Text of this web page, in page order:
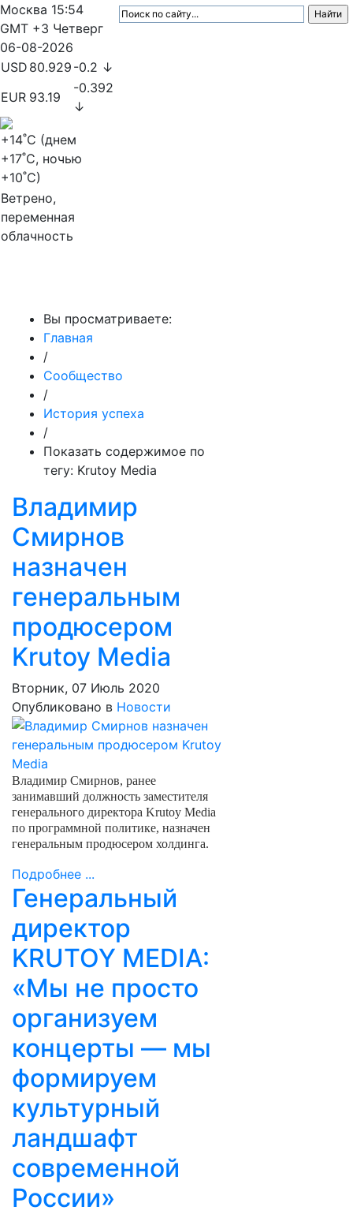
Москва 15:54
GMT +3 Четверг
06-08-2026
USD 80.929 -0.2 ↓
EUR 93.19
-0.392
↓
+14˚C (днем
+17˚C, ночью
+10˚C)
Ветрено,
переменная
облачность
Вы просматриваете:
Главная
/
Сообщество
/
История успеха
/
Показать содержимое по
тегу: Krutoy Media
Владимир
Смирнов
назначен
генеральным
продюсером
Krutoy Media
Вторник, 07 Июль 2020
Опубликовано в Новости
Владимир Смирнов, ранее
занимавший должность заместителя
генерального директора Krutoy Media
по программной политике, назначен
генеральным продюсером холдинга.
Подробнее ...
Генеральный
директор
KRUTOY MEDIA:
«Мы не просто
организуем
концерты — мы
формируем
культурный
ландшафт
современной
России»